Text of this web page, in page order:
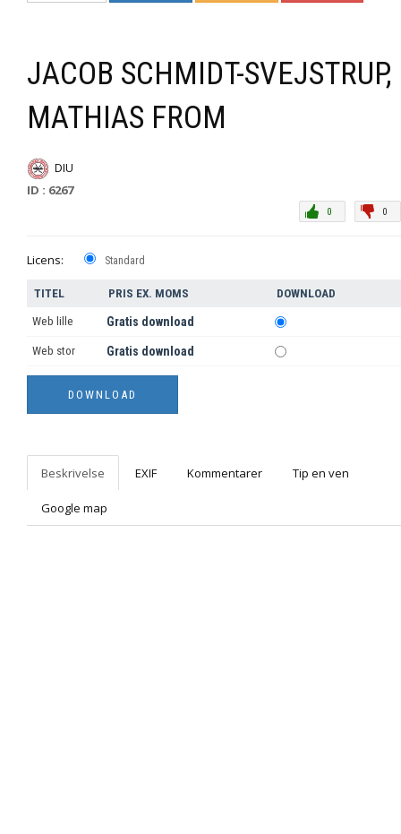
JACOB SCHMIDT-SVEJSTRUP,
MATHIAS FROM
DIU
ID : 6267
0
0
Licens: Standard
TITEL PRIS EX. MOMS DOWNLOAD
Web lille Gratis download
Web stor Gratis download
Beskrivelse EXIF Kommentarer Tip en ven
Google map